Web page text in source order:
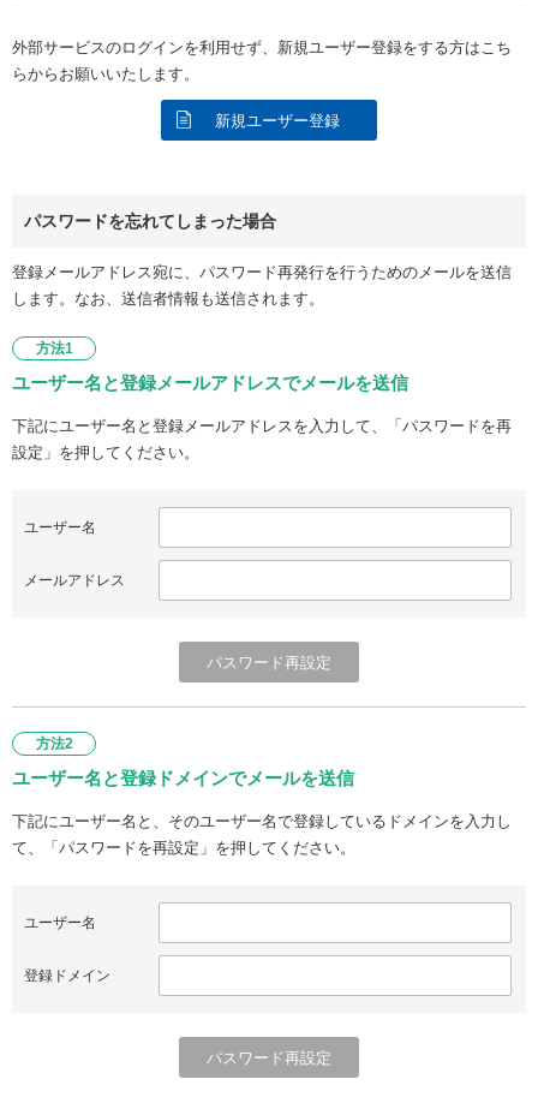
外部サービスのログインを利用せず、新規ユーザー登録をする方はこち
らからお願いいたします。
新規ユーザー登録
パスワードを忘れてしまった場合
登録メールアドレス宛に、パスワード再発行を行うためのメールを送信
します。なお、送信者情報も送信されます。
方法1
ユーザー名と登録メールアドレスでメールを送信
下記にユーザー名と登録メールアドレスを入力して、「パスワードを再
設定」を押してください。
ユーザー名
メールアドレス
方法2
ユーザー名と登録ドメインでメールを送信
下記にユーザー名と、そのユーザー名で登録しているドメインを入力し
て、「パスワードを再設定」を押してください。
ユーザー名
登録ドメイン